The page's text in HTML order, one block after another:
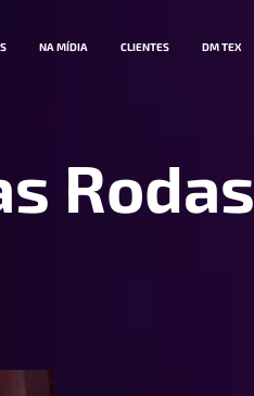
NA MÍDIA CLIENTES DM TEX
Rodas